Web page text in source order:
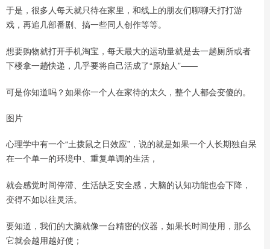
于是，很多人每天就只待在家里，和线上的朋友们聊聊天打打游
戏，再追几部番剧、搞一些同人创作等等。
想要购物就打开手机淘宝，每天最大的运动量就是去一趟厕所或者
下楼拿一趟快递，几乎要将自己活成了“原始人”——
可是你知道吗？如果你一个人在家待的太久，整个人都会变傻的。
图片
心理学中有一个“土拨鼠之日效应”，说的就是如果一个人长期独自呆
在一个单一的环境中、重复单调的生活，
就会感觉时间停滞、生活缺乏安全感，大脑的认知功能也会下降，
变得不如以往灵活。
要知道，我们的大脑就像一台精密的仪器，如果长时间使用，那么
它就会越用越好使；